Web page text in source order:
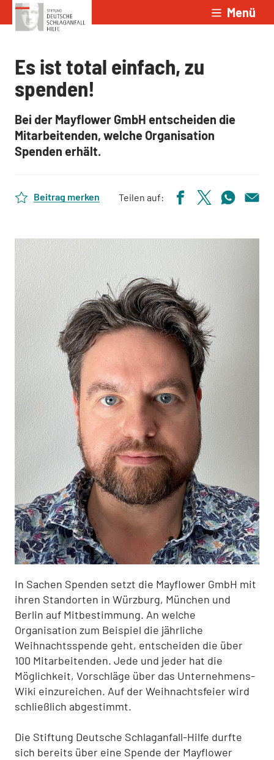
Zum Inhalt springen Menü
Es ist total einfach, zu
spenden!
Bei der Mayflower GmbH entscheiden die
Mitarbeitenden, welche Organisation
Spenden erhält.
Beitrag merken Teilen auf:
In Sachen Spenden setzt die Mayflower GmbH mit
ihren Standorten in Würzburg, München und
Berlin auf Mitbestimmung. An welche
Organisation zum Beispiel die jährliche
Weihnachtsspende geht, entscheiden die über
100 Mitarbeitenden. Jede und jeder hat die
Möglichkeit, Vorschläge über das Unternehmens-
Wiki einzureichen. Auf der Weihnachtsfeier wird
schließlich abgestimmt.
Die Stiftung Deutsche Schlaganfall-Hilfe durfte
sich bereits über eine Spende der Mayflower